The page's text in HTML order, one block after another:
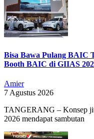
Bisa Bawa Pulang BAIC
Booth BAIC di GIIAS
Amier
7 Agustus 2026
TANGERANG – Konsep
2026 mendapat sambutan